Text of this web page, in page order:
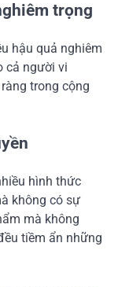
trọng
hậu quả nghiêm
cả người vi
trong cộng
hình thức
không có sự
mà không
tiềm ẩn những